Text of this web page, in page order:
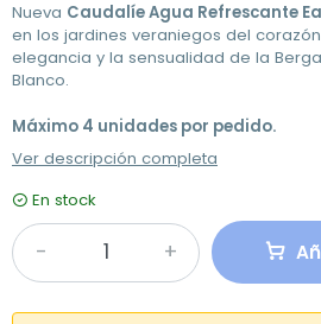
Nueva Caudalíe Agua Refrescante
en los jardines veraniegos del
elegancia y la sensualidad de la
Blanco.
Máximo 4 unidades por pedido.
Ver descripción completa
En stock